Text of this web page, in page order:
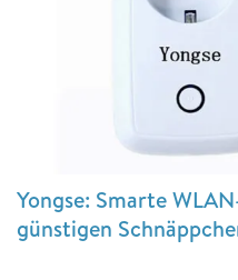
Yongse: Smarte
günstigen